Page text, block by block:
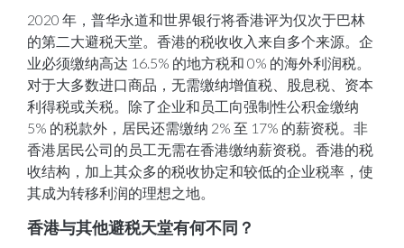
2020 年，普华永道和世界银行将香港评为仅次于巴林
的第二大避税天堂。香港的税收收入来自多个来源。企
业必须缴纳高达 16.5% 的地方税和 0% 的海外利润税。
对于大多数进口商品，无需缴纳增值税、股息税、资本
利得税或关税。除了企业和员工向强制性公积金缴纳
5% 的税款外，居民还需缴纳 2% 至 17% 的薪资税。非
香港居民公司的员工无需在香港缴纳薪资税。香港的税
收结构，加上其众多的税收协定和较低的企业税率，使
其成为转移利润的理想之地。
香港与其他避税天堂有何不同？